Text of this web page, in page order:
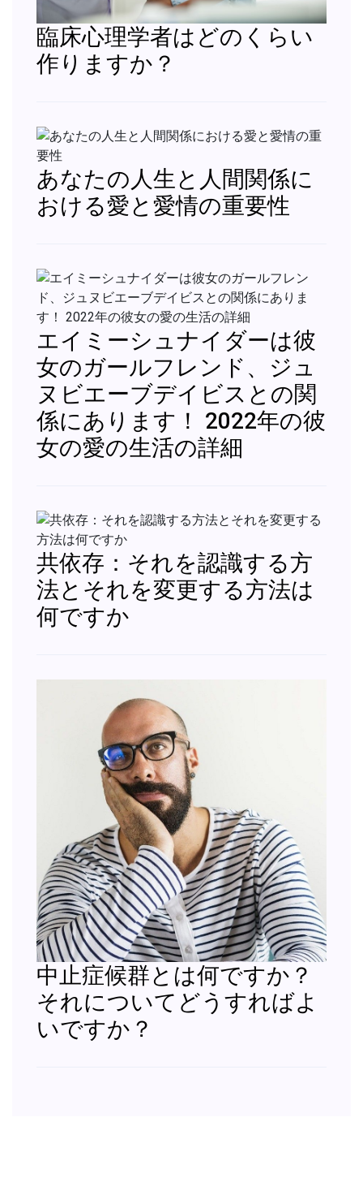
臨床心理学者はどのくらい
作りますか？
あなたの人生と人間関係に
おける愛と愛情の重要性
エイミーシュナイダーは彼
女のガールフレンド、ジュ
ヌビエーブデイビスとの関
係にあります！ 2022年の彼
女の愛の生活の詳細
共依存：それを認識する方
法とそれを変更する方法は
何ですか
中止症候群とは何ですか？
それについてどうすればよ
いですか？